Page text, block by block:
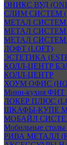
ОНИКС ВУД
СЛИМ СИСТЕМ
МЕТАЛ СИСТЕМ
МЕТАЛ СИСТЕМ
МЕТАЛ СИСТЕМ
ЛОФТ (LOFT)
ЭСТЕТИКА
КОЛЛ-ЦЕНТР
КОЛЛ-ЦЕНТР
ХОУМ ОФИС
Мини-кухня ФИТ
ЛОКЕР ПЛЮС
ШКАФЫ-КУПЕ
МОБАЙЛ СИСТЕМ
Мобильные
РИВА МЕТАЛЛ